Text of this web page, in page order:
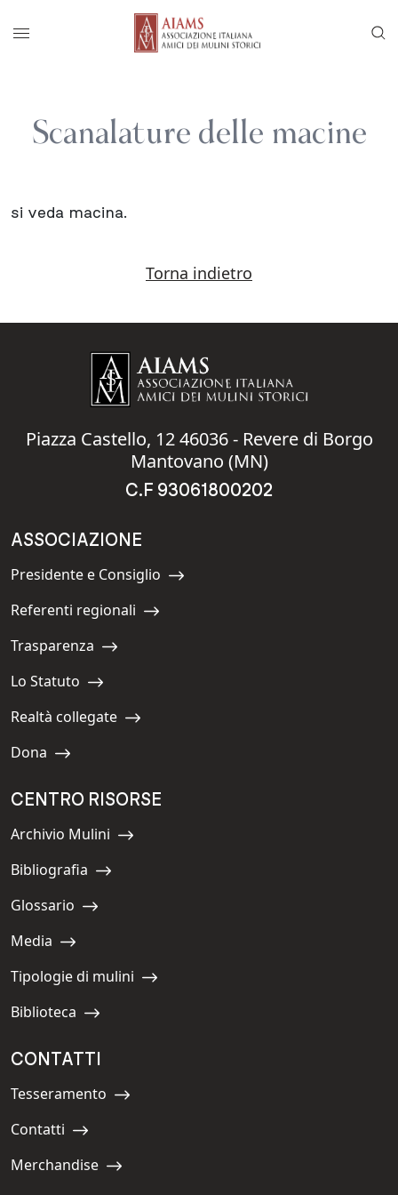
di accesso rapido ai contenuti
al menu di navigazione principale
al contenuto
Menu principale
Scanalature delle macine
si veda macina.
Torna indietro
Piazza Castello, 12 46036 - Revere di Borgo
Mantovano (MN)
C.F 93061800202
ASSOCIAZIONE
Navigate to:
Presidente e Consiglio
Navigate to:
Referenti regionali
Navigate to:
Trasparenza
Navigate to:
Lo Statuto
Navigate to:
Realtà collegate
Navigate to:
Dona
CENTRO RISORSE
Navigate to:
Archivio Mulini
Navigate to:
Bibliografia
Navigate to:
Glossario
Navigate to:
Media
Navigate to:
Tipologie di mulini
Navigate to:
Biblioteca
CONTATTI
Navigate to:
Tesseramento
Navigate to:
Contatti
Navigate to:
Merchandise